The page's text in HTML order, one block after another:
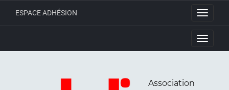
Toggle
ESPACE ADHÉSION
Toggle
Association